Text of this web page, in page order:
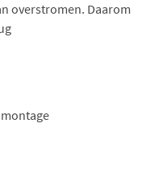
overstromen. Daarom